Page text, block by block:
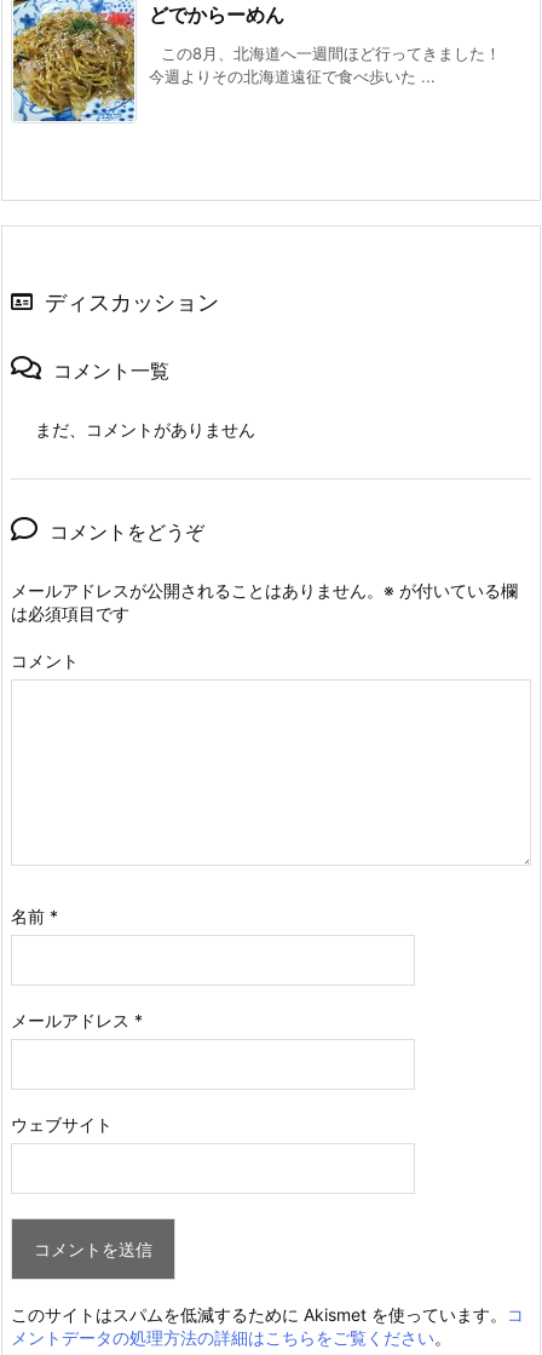
どでからーめん
この8月、北海道へ一週間ほど行ってきました！
今週よりその北海道遠征で食べ歩いた ...
ディスカッション
コメント一覧
まだ、コメントがありません
コメントをどうぞ
メールアドレスが公開されることはありません。 ※ が付いている欄
は必須項目です
コメント
名前 *
メールアドレス *
ウェブサイト
このサイトはスパムを低減するために Akismet を使っています。
コ
メントデータの処理方法の詳細はこちらをご覧ください。